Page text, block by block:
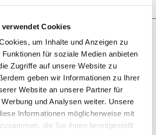
verwendet Cookies
um Inhalte und Anzeigen zu
für soziale Medien anbieten
Zugriffe auf unsere Website zu
geben wir Informationen zu Ihrer
Website an unsere Partner für
und Analysen weiter. Unsere
Informationen möglicherweise mit
die Sie ihnen bereitgestellt
u ook geïnteresseerd in
© Dominik Ketz / TBEN